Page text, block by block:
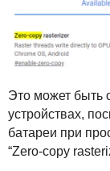
Это может быть
устройствах,
батареи при
“Zero-copy